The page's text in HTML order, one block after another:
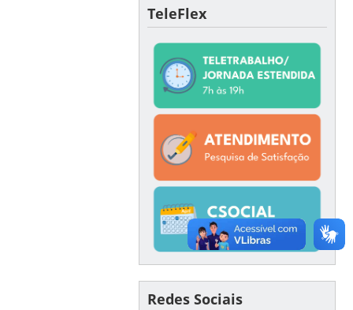
TeleFlex
Redes Sociais